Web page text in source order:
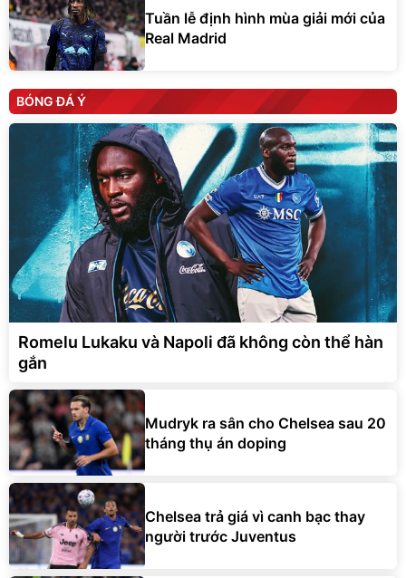
Tuần lễ định hình mùa giải mới của
Real Madrid
BÓNG ĐÁ Ý
Romelu Lukaku và Napoli đã không còn thể hàn
gắn
Mudryk ra sân cho Chelsea sau 20
tháng thụ án doping
Chelsea trả giá vì canh bạc thay
người trước Juventus